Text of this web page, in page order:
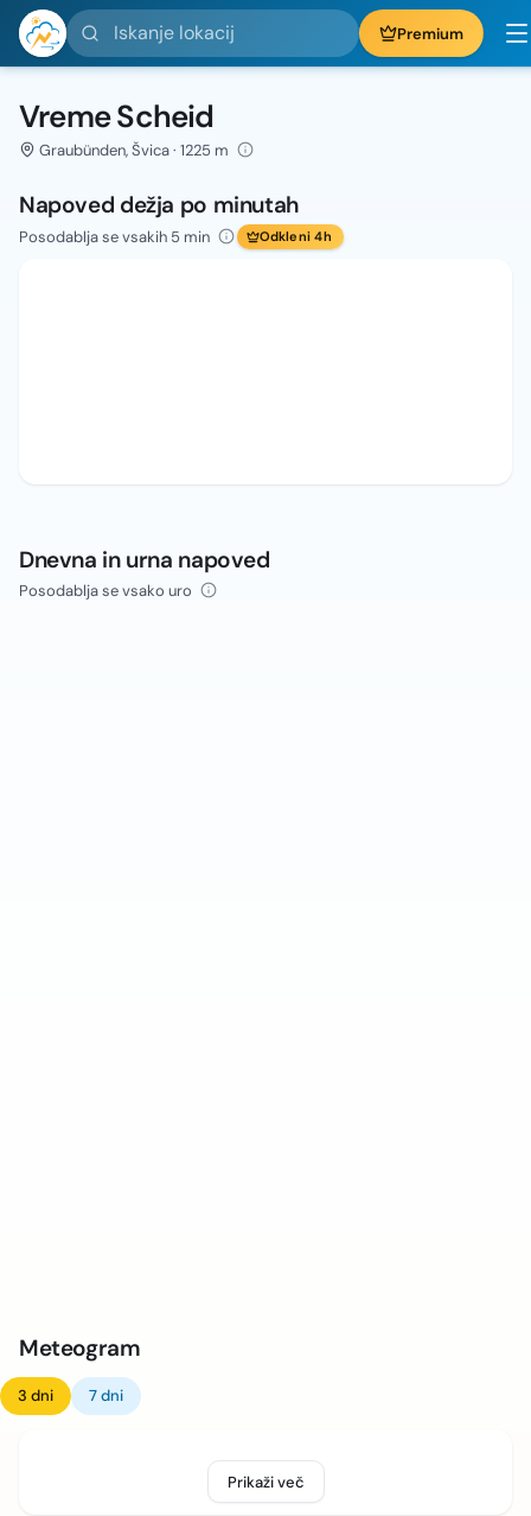
Iskanje lokacij Premium
Vreme Scheid
Graubünden, Švica · 1225 m
Napoved dežja po minutah
Posodablja se vsakih 5 min Odkleni 4h
Dnevna in urna napoved
Posodablja se vsako uro
Meteogram
3 dni 7 dni
Prikaži več